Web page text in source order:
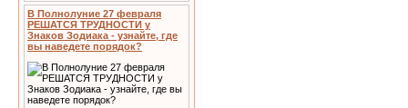
В Полнолуние 27 февраля
РЕШАТСЯ ТРУДНОСТИ у
Знаков Зодиака - узнайте, где
вы наведете порядок?